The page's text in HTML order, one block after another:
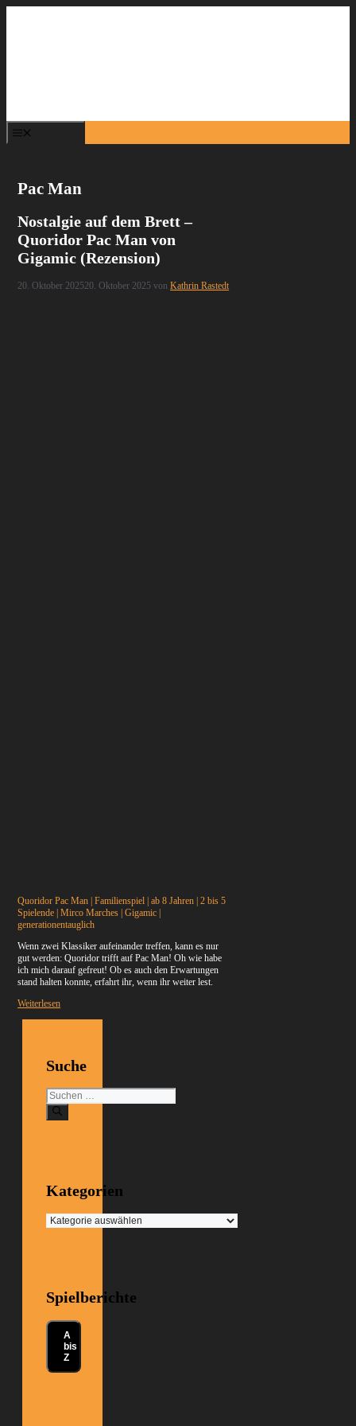
Pac Man
Nostalgie auf dem Brett –
Quoridor Pac Man von
Gigamic (Rezension)
20. Oktober 202520. Oktober 2025 vonKathrin Rastedt
Quoridor Pac Man | Familienspiel | ab 8 Jahren | 2 bis 5
Spielende | Mirco Marches | Gigamic |
generationentauglich
Wenn zwei Klassiker aufeinander treffen, kann es nur
gut werden: Quoridor trifft auf Pac Man! Oh wie habe
ich mich darauf gefreut! Ob es auch den Erwartungen
stand halten konnte, erfahrt ihr, wenn ihr weiter lest.
Weiterlesen
Suche
Suchen
nach:
Kategorien
Kategorien
Spielberichte
A
bis
Z